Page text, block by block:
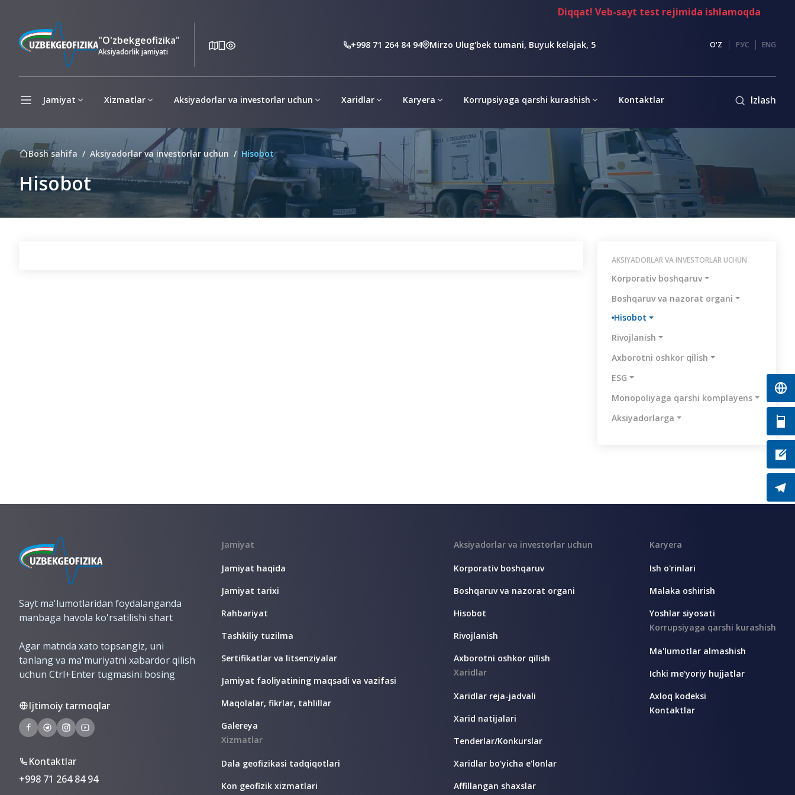
Diqqat! Veb-sayt test rejimida ishlamoqda
"O'zbekgeofizika"
Aksiyadorlik jamiyati
+998 71 264 84 94 Mirzo Ulug'bek tumani, Buyuk kelajak, 5 O'Z РУС ENG
Jamiyat Xizmatlar Aksiyadorlar va investorlar uchun Xaridlar Karyera Korrupsiyaga qarshi kurashish Kontaktlar Izlash
Bosh sahifa Aksiyadorlar va investorlar uchun Hisobot
Hisobot
AKSIYADORLAR VA INVESTORLAR UCHUN
Korporativ boshqaruv
Boshqaruv va nazorat organi
Hisobot
Rivojlanish
Axborotni oshkor qilish
ESG
Monopoliyaga qarshi komplayens
Aksiyadorlarga
Sayt ma'lumotlaridan foydalanganda
manbaga havola ko'rsatilishi shart
Agar matnda xato topsangiz, uni
tanlang va ma'muriyatni xabardor qilish
uchun Ctrl+Enter tugmasini bosing
Ijtimoiy tarmoqlar
Kontaktlar
+998 71 264 84 94
Jamiyat
Jamiyat haqida
Jamiyat tarixi
Rahbariyat
Tashkiliy tuzilma
Sertifikatlar va litsenziyalar
Jamiyat faoliyatining maqsadi va vazifasi
Maqolalar, fikrlar, tahlillar
Galereya
Xizmatlar
Dala geofizikasi tadqiqotlari
Kon geofizik xizmatlari
Aksiyadorlar va investorlar uchun
Korporativ boshqaruv
Boshqaruv va nazorat organi
Hisobot
Rivojlanish
Axborotni oshkor qilish
Xaridlar
Xaridlar reja-jadvali
Xarid natijalari
Tenderlar/Konkurslar
Xaridlar bo'yicha e'lonlar
Affillangan shaxslar
Karyera
Ish o'rinlari
Malaka oshirish
Yoshlar siyosati
Korrupsiyaga qarshi kurashish
Ma'lumotlar almashish
Ichki me'yoriy hujjatlar
Axloq kodeksi
Kontaktlar